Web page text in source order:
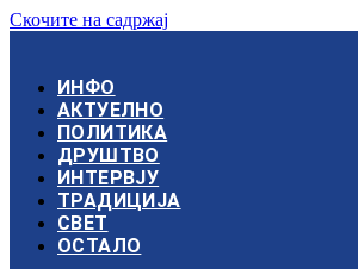
Скочите на садржај
ИНФО
АКТУЕЛНО
ПОЛИТИКА
ДРУШТВО
ИНТЕРВЈУ
ТРАДИЦИЈА
СВЕТ
ОСТАЛО